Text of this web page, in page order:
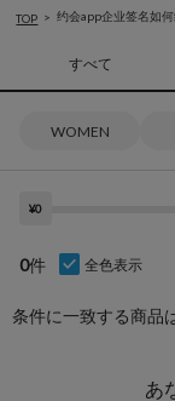
TOP 约会app企业签名如
すべて
WOMEN
¥0
0件 全色表示
条件に一致する商品
あ